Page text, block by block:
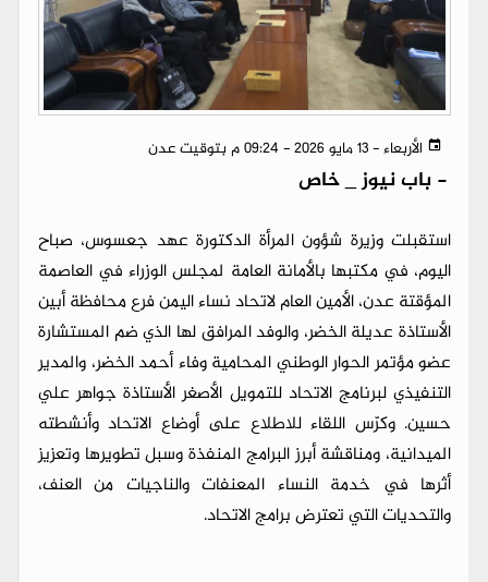
الأربعاء - 13 مايو 2026 - 09:24 م بتوقيت عدن
- باب نيوز _ خاص
استقبلت وزيرة شؤون المرأة الدكتورة عهد جعسوس، صباح
اليوم، في مكتبها بالأمانة العامة لمجلس الوزراء في العاصمة
المؤقتة عدن، الأمين العام لاتحاد نساء اليمن فرع محافظة أبين
الأستاذة عديلة الخضر، والوفد المرافق لها الذي ضم المستشارة
عضو مؤتمر الحوار الوطني المحامية وفاء أحمد الخضر، والمدير
التنفيذي لبرنامج الاتحاد للتمويل الأصغر الأستاذة جواهر علي
حسين. وكرّس اللقاء للاطلاع على أوضاع الاتحاد وأنشطته
الميدانية، ومناقشة أبرز البرامج المنفذة وسبل تطويرها وتعزيز
أثرها في خدمة النساء المعنفات والناجيات من العنف،
والتحديات التي تعترض برامج الاتحاد.